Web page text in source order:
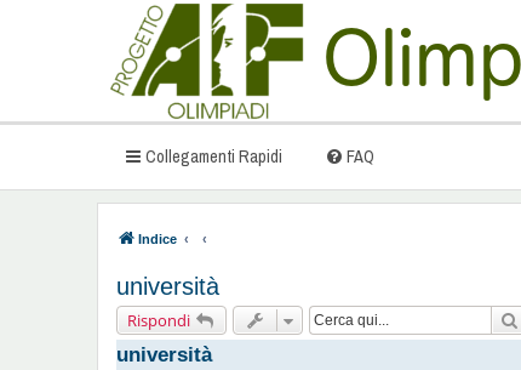
Collegamenti Rapidi FAQ
Indice
università
Rispondi
università